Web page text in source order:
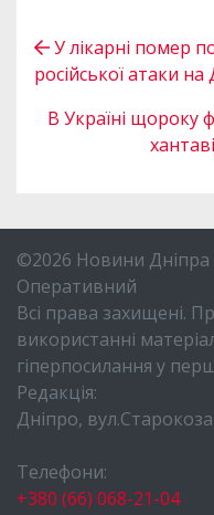
У лікарні помер
російської атаки
В Україні щороку
©2026 Новини
Оперативний
Всі права захищені.
використанні
гіперпосилання у
Редакція:
Дніпро,
Телефони:
+380 (66) 068-21-04